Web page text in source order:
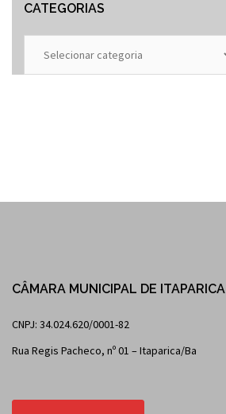
CATEGORIAS
CÂMARA MUNICIPAL DE ITAPARICA
CNPJ: 34.024.620/0001-82
Rua Regis Pacheco, nº 01 – Itaparica/Ba